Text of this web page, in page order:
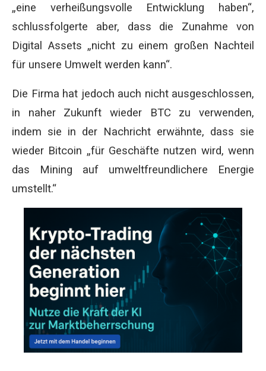
„eine verheißungsvolle Entwicklung haben“,
schlussfolgerte aber, dass die Zunahme von
Digital Assets „nicht zu einem großen Nachteil
für unsere Umwelt werden kann“.
Die Firma hat jedoch auch nicht ausgeschlossen,
in naher Zukunft wieder BTC zu verwenden,
indem sie in der Nachricht erwähnte, dass sie
wieder Bitcoin „für Geschäfte nutzen wird, wenn
das Mining auf umweltfreundlichere Energie
umstellt.“